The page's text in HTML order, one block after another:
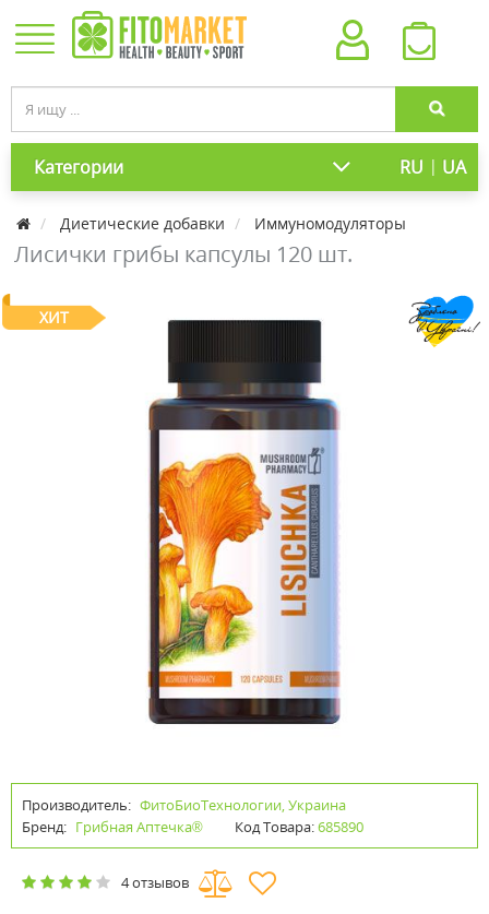
Категории RU | UA
Диетические добавки Иммуномодуляторы
Лисички грибы капсулы 120 шт.
ХИТ
Производитель: ФитоБиоТехнологии, Украина
Бренд: Грибная Аптечка® Код Товара:685890
4 отзывов